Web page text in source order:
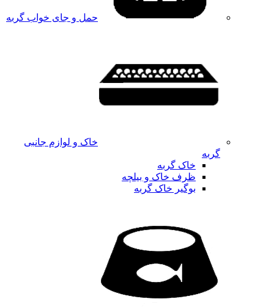
حمل و جای خواب گربه
خاک و لوازم جانبی
گربه
خاک گربه
ظرف خاک و بیلچه
بوگیر خاک گربه